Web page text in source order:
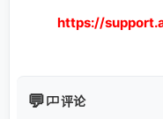
https://
评论